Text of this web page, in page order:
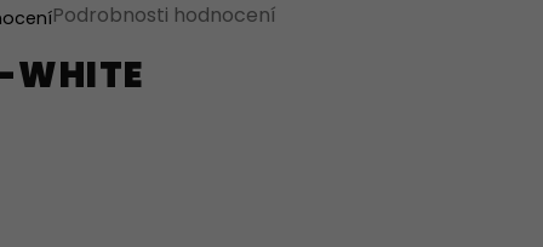
WHITE
Podrobnosti hodnocení